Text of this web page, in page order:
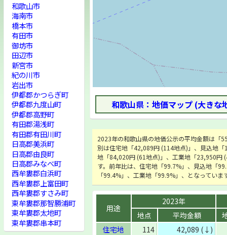
和歌山県：地価マップ (大きな
2023年の和歌山県の地価公示の平均金額は「
別は住宅地「42,089円 (114地点)」、見込地
地「84,020円 (61地点)」、工業地「23,950円
す。前年比は、住宅地「99.7%」、見込地「
「99.4%」、工業地「99.9%」、となっていま
用途
2023年
地点
平均金額
住宅地
114
42,089 (↓)
和歌山市
海南市
橋本市
有田市
御坊市
田辺市
新宮市
紀の川市
岩出市
伊都郡かつらぎ町
伊都郡九度山町
伊都郡高野町
有田郡湯浅町
有田郡有田川町
日高郡美浜町
日高郡由良町
日高郡みなべ町
西牟婁郡白浜町
西牟婁郡上富田町
西牟婁郡すさみ町
東牟婁郡那智勝浦町
東牟婁郡太地町
東牟婁郡串本町